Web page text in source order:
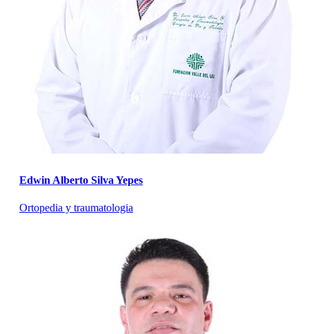
Edwin Alberto Silva Yepes
Ortopedia y traumatologia